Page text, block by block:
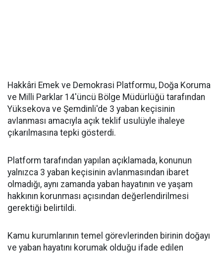
Hakkâri Emek ve Demokrasi Platformu, Doğa Koruma
ve Milli Parklar 14'üncü Bölge Müdürlüğü tarafından
Yüksekova ve Şemdinli'de 3 yaban keçisinin
avlanması amacıyla açık teklif usulüyle ihaleye
çıkarılmasına tepki gösterdi.
Platform tarafından yapılan açıklamada, konunun
yalnızca 3 yaban keçisinin avlanmasından ibaret
olmadığı, aynı zamanda yaban hayatının ve yaşam
hakkının korunması açısından değerlendirilmesi
gerektiği belirtildi.
Kamu kurumlarının temel görevlerinden birinin doğayı
ve yaban hayatını korumak olduğu ifade edilen